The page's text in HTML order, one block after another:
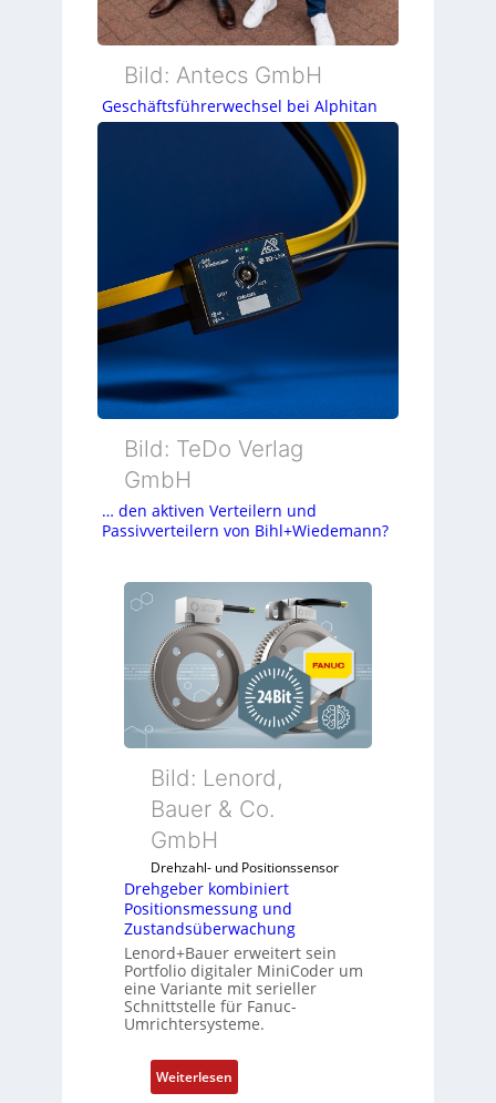
Bild: Antecs GmbH
Geschäftsführerwechsel bei Alphitan
Bild: TeDo Verlag
GmbH
… den aktiven Verteilern und
Passivverteilern von Bihl+Wiedemann?
Bild: Lenord,
Bauer & Co.
GmbH
Drehzahl- und Positionssensor
Drehgeber kombiniert
Positionsmessung und
Zustandsüberwachung
Lenord+Bauer erweitert sein
Portfolio digitaler MiniCoder um
eine Variante mit serieller
Schnittstelle für Fanuc-
Umrichtersysteme.
Weiterlesen:
D